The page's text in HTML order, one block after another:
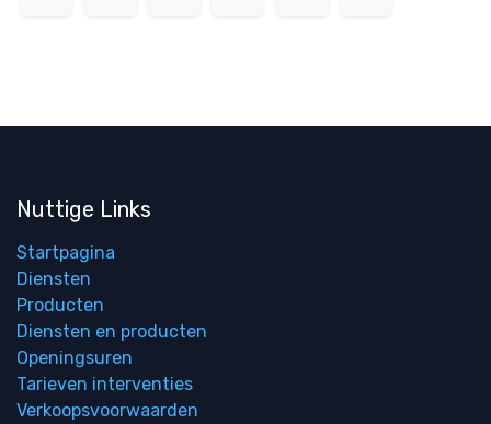
Nuttige Links
Startpagina
Diensten
Producten
Diensten en producten
Openingsuren
Tarieven interventies
Verkoopsvoorwaarden